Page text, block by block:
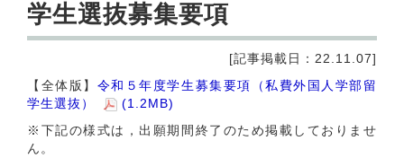
学生選抜募集要項
[記事掲載日：22.11.07]
【全体版】 令和５年度学生募集要項（私費外国人学部留
学生選抜）
(1.2MB)
※下記の様式は，出願期間終了のため掲載しておりませ
ん。